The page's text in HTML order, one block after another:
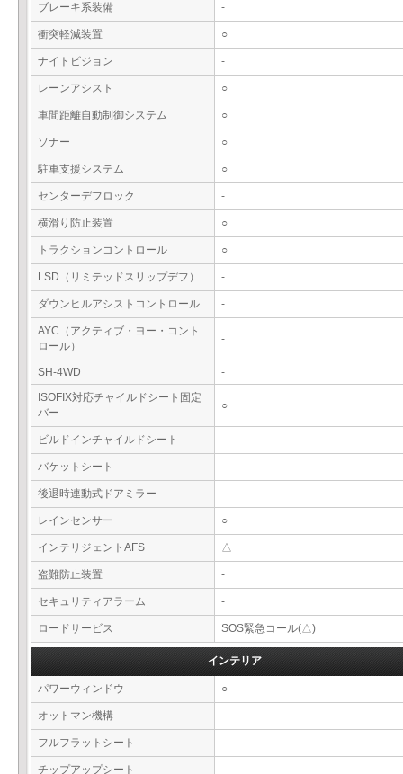
ブレーキ系装備 -
衝突軽減装置 ○
ナイトビジョン -
レーンアシスト ○
車間距離自動制御システム ○
ソナー ○
駐車支援システム ○
センターデフロック -
横滑り防止装置 ○
トラクションコントロール ○
LSD（リミテッドスリップデフ） -
ダウンヒルアシストコントロール -
AYC（アクティブ・ヨー・コント
ロール）
-
SH-4WD
-
ISOFIX対応チャイルドシート固定
バー
○
ビルドインチャイルドシート -
バケットシート -
後退時連動式ドアミラー -
レインセンサー ○
インテリジェントAFS △
盗難防止装置 -
セキュリティアラーム -
ロードサービス SOS緊急コール(△)
インテリア
パワーウィンドウ ○
オットマン機構 -
フルフラットシート -
チップアップシート -